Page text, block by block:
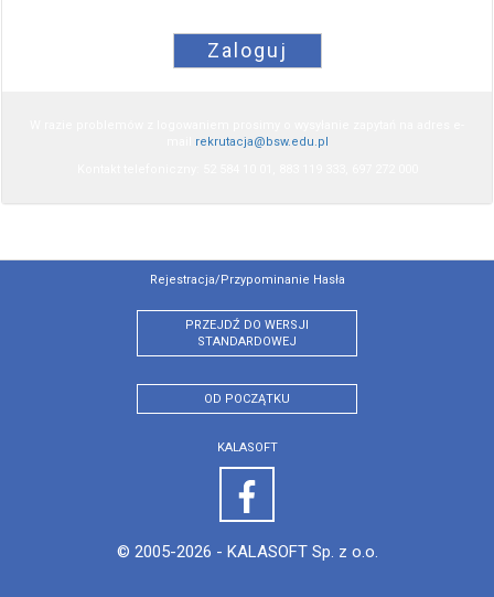
Zaloguj
rekrutacja@bsw.edu.pl
Rejestracja/przypominanie Hasła
PRZEJDŹ DO WERSJI
STANDARDOWEJ
OD POCZĄTKU
KALASOFT
© 2005-2026 - KALASOFT Sp. z o.o.